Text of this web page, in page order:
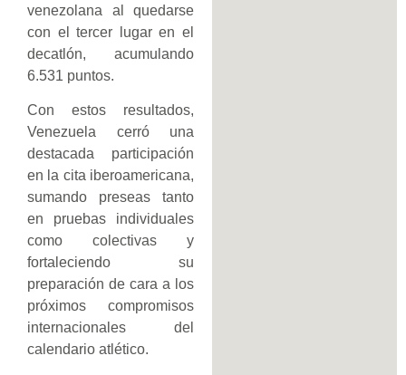
venezolana al quedarse
con el tercer lugar en el
decatlón, acumulando
6.531 puntos.
Con estos resultados,
Venezuela cerró una
destacada participación
en la cita iberoamericana,
sumando preseas tanto
en pruebas individuales
como colectivas y
fortaleciendo su
preparación de cara a los
próximos compromisos
internacionales del
calendario atlético.